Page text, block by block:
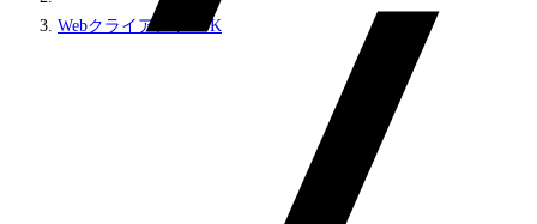
WebクライアントSDK